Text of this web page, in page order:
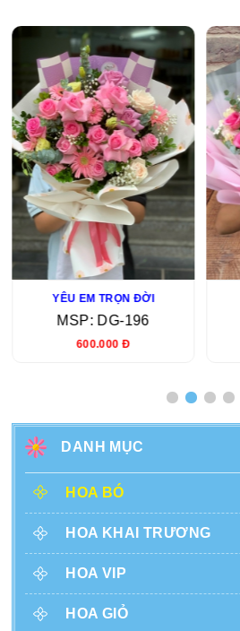
YÊU EM TRỌN ĐỜI
MSP: DG-196
600.000 Đ
DANH MỤC
HOA BÓ
HOA KHAI TRƯƠNG
HOA VIP
HOA GIỎ